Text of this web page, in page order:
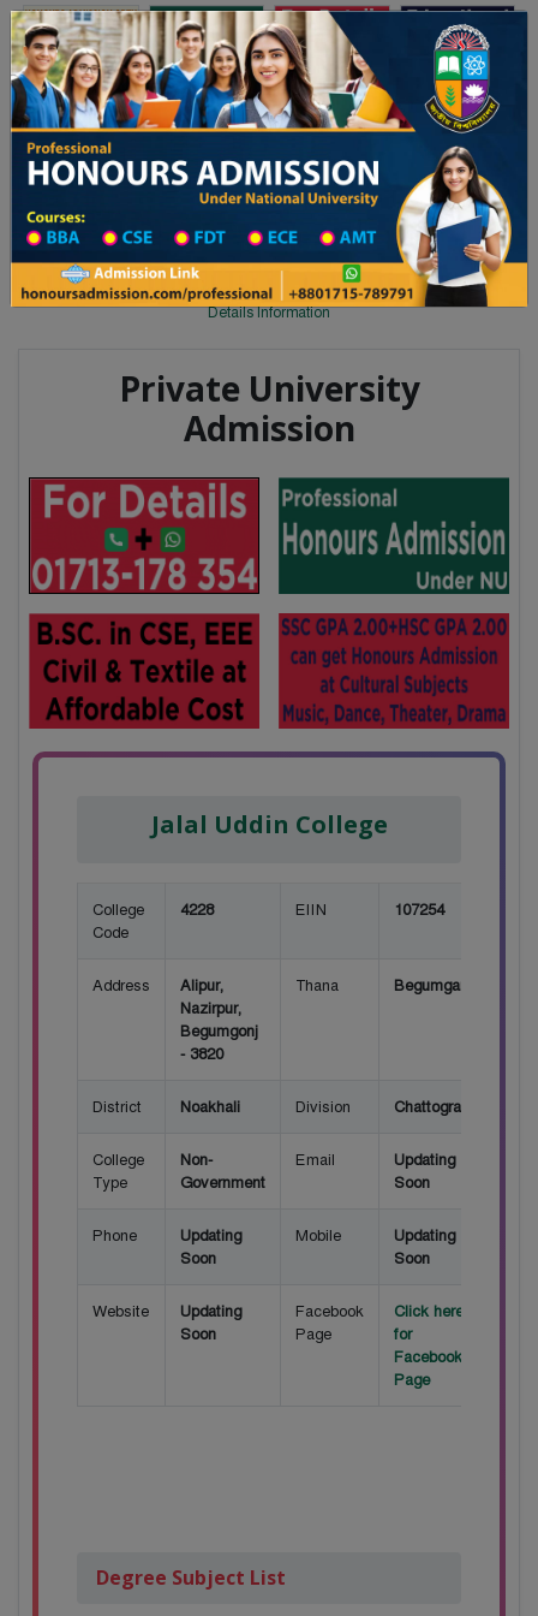
Toggle navigation অনার্স ভর্তি প্রফেশনাল অনার্স
Updates
২৬ শিক্ষাবর্ষের ১ম বর্ষের ভর্তি আবেদন বিজ্ঞপ্তি ঢাকা বিশ্ববিদ্যালয় ২০২৫-২৬
Degree College All Division
Degree College District Wise
Degree College in Noakhali
Details Information
Private University
Admission
Jalal Uddin College
College
Code
4228 EIIN 107254
Address
Alipur,
Nazirpur,
Begumgonj
- 3820
Thana Begumganj
District Noakhali Division Chattogram
College
Type
Non-
Government
Email
Updating
Soon
Phone
Updating
Soon
Mobile
Updating
Soon
Website
Updating
Soon
Facebook
Page
Click here
for
Facebook
Page
Degree Subject List